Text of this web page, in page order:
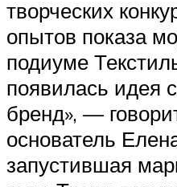
творческих
опытов показа
подиуме
появилась идея
бренд», —
основатель
запустившая